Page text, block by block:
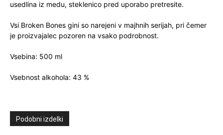
usedlina iz medu, steklenico pred uporabo pretresite.
Vsi Broken Bones gini so narejeni v majhnih serijah, pri čemer
je proizvajalec pozoren na vsako podrobnost.
Vsebina: 500 ml
Vsebnost alkohola: 43 %
Podobni izdelki